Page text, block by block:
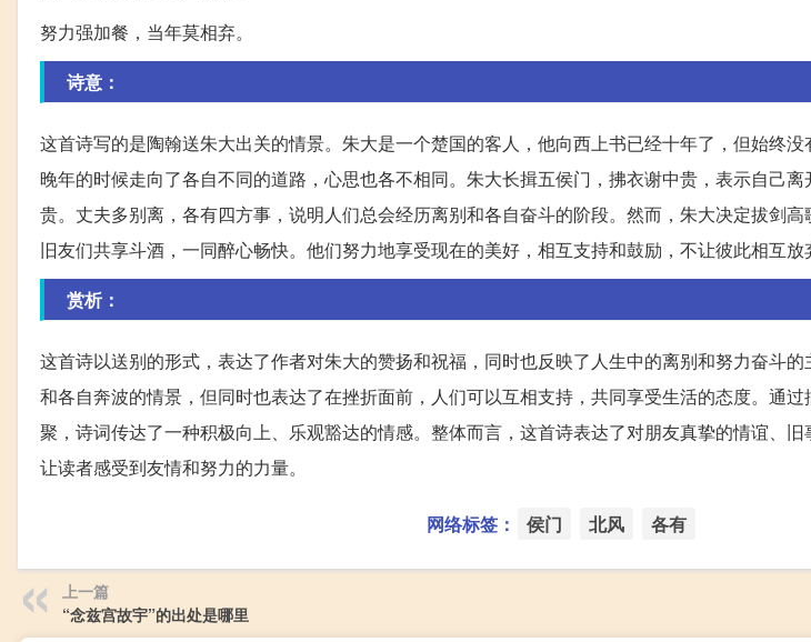
努力强加餐，当年莫相弃。
诗意：
这首诗写的是陶翰送朱大出关的情景。朱大是一个楚国的客人，他向西上书已经十年了，但始终
晚年的时候走向了各自不同的道路，心思也各不相同。朱大长揖五侯门，拂衣谢中贵，表示自己
贵。丈夫多别离，各有四方事，说明人们总会经历离别和各自奋斗的阶段。然而，朱大决定拔剑
旧友们共享斗酒，一同醉心畅快。他们努力地享受现在的美好，相互支持和鼓励，不让彼此相互放
赏析：
这首诗以送别的形式，表达了作者对朱大的赞扬和祝福，同时也反映了人生中的离别和努力奋斗
和各自奔波的情景，但同时也表达了在挫折面前，人们可以互相支持，共同享受生活的态度。通
聚，诗词传达了一种积极向上、乐观豁达的情感。整体而言，这首诗表达了对朋友真挚的情谊、旧
让读者感受到友情和努力的力量。
网络标签： 侯门 北风 各有
上一篇
“念兹宫故宇”的出处是哪里